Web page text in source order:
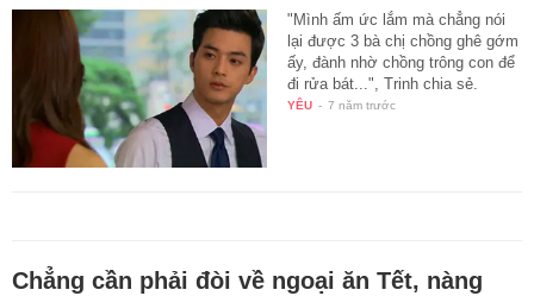
"Mình ấm ức lắm mà chẳng nói
lại được 3 bà chị chồng ghê gớm
ấy, đành nhờ chồng trông con để
đi rửa bát...", Trinh chia sẻ.
YÊU - 7 năm trước
Chẳng cần phải đòi về ngoại ăn Tết, nàng